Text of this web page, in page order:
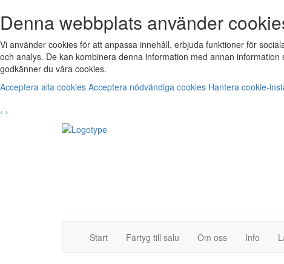
Denna webbplats använder
Vi använder cookies för att anpassa innehåll, erbjuda funktioner för
och analys. De kan kombinera denna information med annan
godkänner du våra cookies.
Acceptera alla cookies Acceptera nödvändiga cookies Hantera cookie-
‹ ›
Start(current)Fartyg till salu (current)Om oss Info